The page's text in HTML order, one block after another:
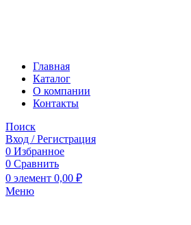
Главная
Каталог
О компании
Контакты
Поиск
Вход / Регистрация
0 Избранное
0 Сравнить
0 элемент 0,00 ₽
Меню